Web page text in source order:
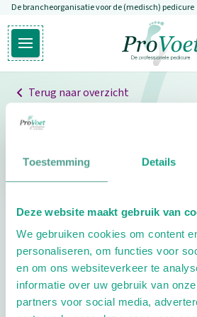
Toestemming Details
Deze website maakt gebruik van
We gebruiken cookies om content
personaliseren, om functies voor
en om ons websiteverkeer te
informatie over uw gebruik van
partners voor social media,
Overslaan en naar de inhoud gaan
De brancheorganisatie voor de (medisch) pedicure
Open hoofdmenu
Ga naar de
Terug naar overzicht
Professionals
Pedicure niet
pedicure.